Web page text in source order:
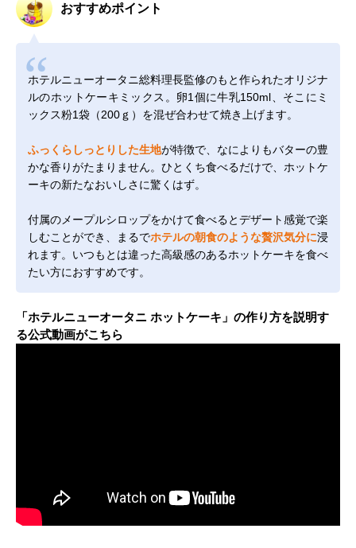
おすすめポイント
ホテルニューオータニ総料理長監修のもと作られたオリジナ
ルのホットケーキミックス。卵1個に牛乳150ml、そこにミ
ックス粉1袋（200ｇ）を混ぜ合わせて焼き上げます。
ふっくらしっとりした生地が特徴で、なによりもバターの豊
かな香りがたまりません。ひとくち食べるだけで、ホットケ
ーキの新たなおいしさに驚くはず。
付属のメープルシロップをかけて食べるとデザート感覚で楽
しむことができ、まるでホテルの朝食のような贅沢気分に浸
れます。いつもとは違った高級感のあるホットケーキを食べ
たい方におすすめです。
「ホテルニューオータニ ホットケーキ」の作り方を説明す
る公式動画がこちら